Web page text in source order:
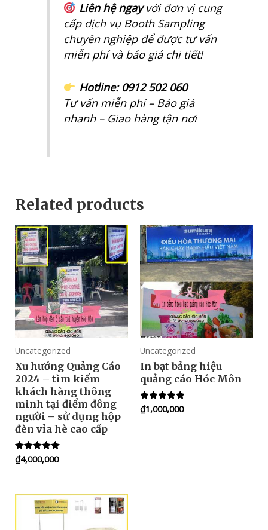
Liên hệ ngayvới đơn vị cung
cấp dịch vụ Booth Sampling
chuyên nghiệp để được tư vấn
miễn phí và báo giá chi tiết!
Hotline: 0912 502 060
Tư vấn miễn phí – Báo giá
nhanh – Giao hàng tận nơi
Related products
Uncategorized
Xu hướng Quảng Cáo
2024 – tìm kiếm
khách hàng thông
minh tại điểm đông
người – sử dụng hộp
đèn vỉa hè cao cấp
Rated
5.00
₫4,000,000
Uncategorized
In bạt bảng hiệu
quảng cáo Hóc Môn
Rated
5.00
₫1,000,000